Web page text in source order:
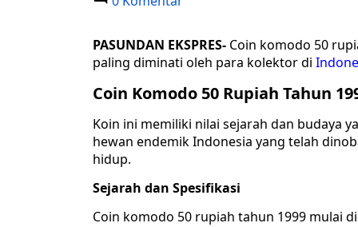
PASUNDAN EKSPRES- Coin komodo 50
paling diminati oleh para kolektor di
Coin Komodo 50 Rupiah Tahun
Koin ini memiliki nilai sejarah dan budaya
hewan endemik Indonesia yang telah
hidup.
Sejarah dan Spesifikasi
Coin komodo 50 rupiah tahun 1999 mulai